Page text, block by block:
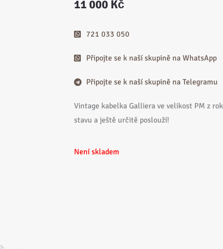
11 000 Kč
721 033 050
Připojte se k naší skupině na WhatsApp
Připojte se k naší skupině na Telegramu
Vintage kabelka Galliera ve velikost PM z
stavu a ještě určitě poslouží!
Není skladem